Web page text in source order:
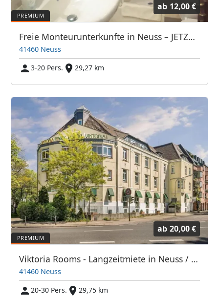
ab 12,00 €
Freie Monteurunterkünfte in Neuss – JETZT anrufen! Wir sprechen auch Polnisch
41460 Neuss
3-20 Pers.
29,27 km
ab 20,00 €
Viktoria Rooms - Langzeitmiete in Neuss / Monteurzimmer
41460 Neuss
20-30 Pers.
29,75 km